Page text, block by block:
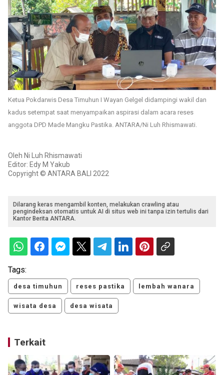
Ketua Pokdarwis Desa Timuhun I Wayan Gelgel didampingi wakil dan
kadus setempat saat menyampaikan aspirasi dalam acara reses
anggota DPD Made Mangku Pastika. ANTARA/Ni Luh Rhismawati.
Oleh Ni Luh Rhismawati
Editor: Edy M Yakub
Copyright © ANTARA BALI 2022
Dilarang keras mengambil konten, melakukan crawling atau
pengindeksan otomatis untuk AI di situs web ini tanpa izin tertulis dari
Kantor Berita ANTARA.
Tags:
desa timuhun reses pastika lembah wanara
wisata desa desa wisata
Terkait